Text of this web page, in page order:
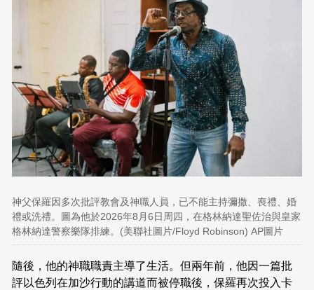
神父保羅因多次批評教會及神職人員，已不能主持彌撒、喪禮、婚
禮或洗禮。圖為他於2026年8月6日周四，在格林納達聖佐治與皇家
格林納達警察樂隊排練。(美聯社圖片/Floyd Robinson) AP圖片
隨後，他的神職職責主導了生活。但兩年前，他因一篇批
評以色列在加沙行動的講道而被停職後，保羅再次投入卡